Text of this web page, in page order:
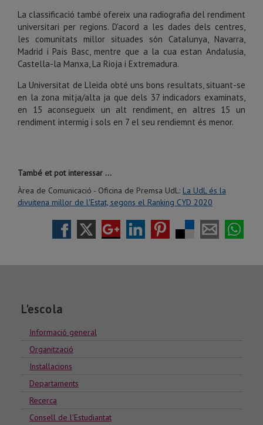
La classificació també ofereix una radiografia del rendiment
universitari per regions. D'acord a les dades dels centres,
les comunitats millor situades són Catalunya, Navarra,
Madrid i País Basc, mentre que a la cua estan Andalusia,
Castella-la Manxa, La Rioja i Extremadura.
La Universitat de Lleida obté uns bons resultats, situant-se
en la zona mitja/alta ja que dels 37 indicadors examinats,
en 15 aconsegueix un alt rendiment, en altres 15 un
rendiment intermig i sols en 7 el seu rendiemnt és menor.
També et pot interessar ...
Àrea de Comunicació - Oficina de Premsa UdL: La UdL és la
divuitena millor de l'Estat, segons el Ranking CYD 2020
L'escola
Informació general
Organització
Installacions
Departaments
Recerca
Consell de l'Estudiantat